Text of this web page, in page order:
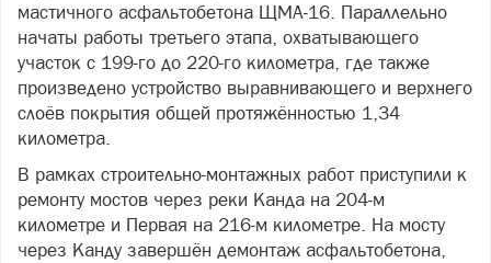
мастичного асфальтобетона ЩМА-16. Параллельно
начаты работы третьего этапа, охватывающего
участок с 199-го до 220-го километра, где также
произведено устройство выравнивающего и верхнего
слоёв покрытия общей протяжённостью 1,34
километра.
В рамках строительно-монтажных работ приступили к
ремонту мостов через реки Канда на 204-м
километре и Первая на 216-м километре. На мосту
через Канду завершён демонтаж асфальтобетона,